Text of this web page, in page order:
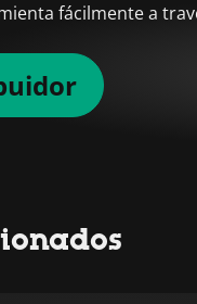
fácilmente a